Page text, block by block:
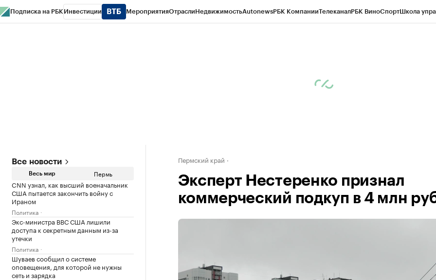
Подписка на РБК Инвестиции МероприятияОтраслиНедвижимостьAutonewsРБК КомпанииТелеканалРБК ВиноСпортШкола
Все новости
Весь мир Пермь
CNN узнал, как высший военачальник
США пытается закончить войну с
Ираном
Политика
Экс-министра ВВС США лишили
доступа к секретным данным из-за
утечки
Политика
Шуваев сообщил о системе
оповещения, для которой не нужны
сеть и зарядка
Пермский край
Эксперт Нестеренко признал
коммерческий подкуп в 4 млн